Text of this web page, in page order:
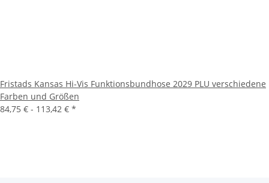
Fristads Kansas Hi-Vis Funktionsbundhose 2029 PLU verschiedene
Farben und Größen
84,75 € - 113,42 € *